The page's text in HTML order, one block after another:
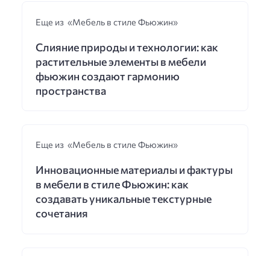
Еще из «Мебель в стиле Фьюжин»
Слияние природы и технологии: как
растительные элементы в мебели
фьюжин создают гармонию
пространства
Еще из «Мебель в стиле Фьюжин»
Инновационные материалы и фактуры
в мебели в стиле Фьюжин: как
создавать уникальные текстурные
сочетания